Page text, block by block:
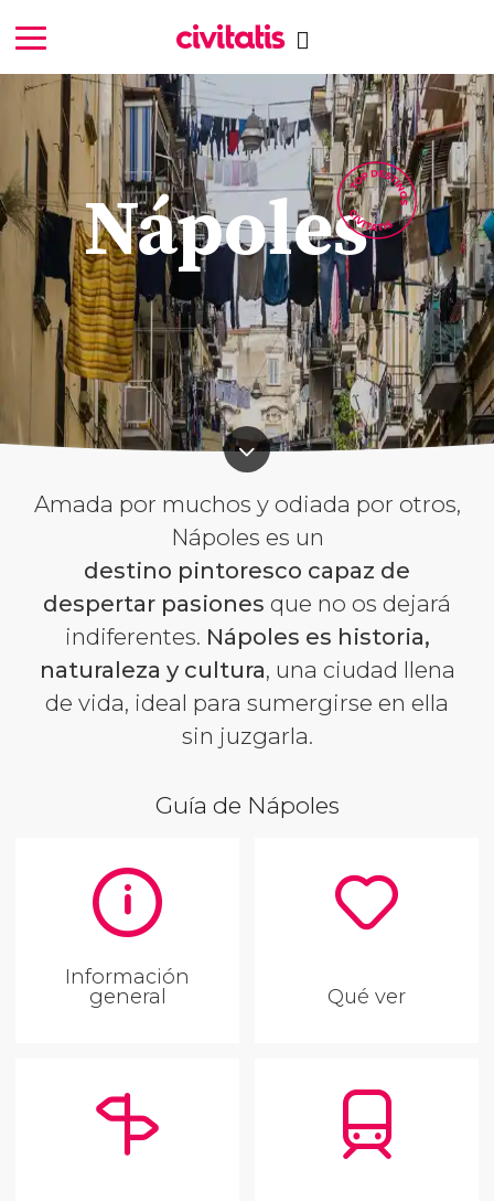
Nápoles
Amada por muchos y odiada por otros,
Nápoles es un
destino pintoresco capaz de
despertar pasiones que no os dejará
indiferentes. Nápoles es historia,
naturaleza y cultura, una ciudad llena
de vida, ideal para sumergirse en ella
sin juzgarla.
Guía de Nápoles
Información
general Qué ver